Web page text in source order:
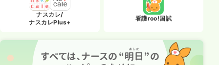
ナスカレ/
ナスカレPlus+
看護roo!国試